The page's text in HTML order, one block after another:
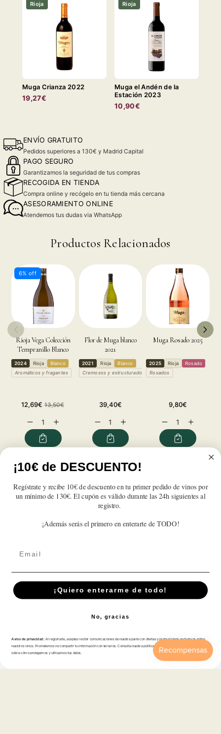
Rioja
Muga Crianza 2022
19,27€
Rioja
Muga el Andén de la
Estación 2023
10,90€
ENVÍO GRATUITO
Pedidos superiores a 130€ y Madrid Capital
PAGO SEGURO
Garantizamos la seguridad de tus compras
RECOGIDA EN TIENDA
Compra online y recógelo en tu tienda más cercana
ASESORAMIENTO ONLINE
Atendemos tus dudas via WhatsApp
Productos Relacionados
6% off
Rioja Vega Colección
Tempranillo Blanco
2024
2024 Rioja
Blanco
Aromáticos y fragantes
Precio
oferta
12,69€ Precio
13,50€
Reducir
cantidad
para
Muga
2025
Aumentar
cantidad
para
Muga
2025
Flor de Muga blanco
2021
2021 Rioja
Blanco
Cremosos y estructurados
Precio
39,40€
Reducir
cantidad
para
Muga
2025
Aumentar
cantidad
para
Muga
2025
Muga Rosado 2025
2025 Rioja
Rosado
Rosados
Precio
9,80€
Reducir
cantidad
para
Muga
Aumentar
cantidad
para
Muga
Reseñas de Clientes
Sé el primero en escribir una reseña
Write a review
Suscríbete A Nuestra Newsletter
Tienda
Atención al cliente
Cuenta Carrito
¡10€ de DESCUENTO!
Regístrate y recibe 10€ de descuento en tu primer pedido de vinos por
un mínimo de 130€. El cupón es válido durante las 24h siguientes al
registro.
¡Además serás el primero en enterarte de TODO!
¡Quiero enterarme de todo!
No, gracias
Aviso de privacidad: Al registrarte, aceptas recibir comunicaciones de nuestra parte con ofertas y promociones exclusivas sobre
nuestros vinos. Prometemos no compartir tu información con terceros. Consulta nuestra política de privacidad para más detalles
sobre cómo protegemos y utilizamos tus datos.